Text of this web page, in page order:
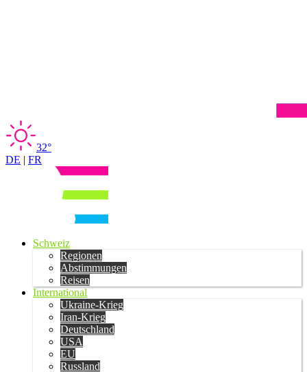
32°
DE | FR
Schweiz
Regionen
Abstimmungen
Reisen
International
Ukraine-Krieg
Iran-Krieg
Deutschland
USA
EU
Russland